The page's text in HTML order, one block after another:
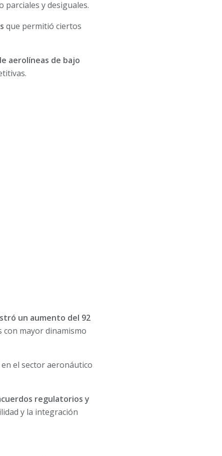
parciales y desiguales.
que permitió ciertos
aerolíneas de bajo
un aumento del 92
con mayor dinamismo
el sector aeronáutico
regulatorios y
y la integración